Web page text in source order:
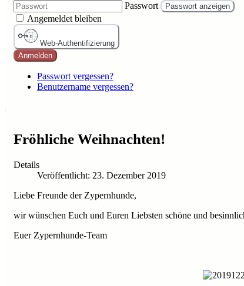
Passwort
Passwort anzeigen
Angemeldet bleiben
Web-Authentifizierung
Anmelden
Passwort vergessen?
Benutzername vergessen?
Fröhliche Weihnachten!
Details
Veröffentlicht: 23. Dezember 2019
Liebe Freunde der Zypernhunde,
wir wünschen Euch und Euren Liebsten schöne und
Euer Zypernhunde-Team